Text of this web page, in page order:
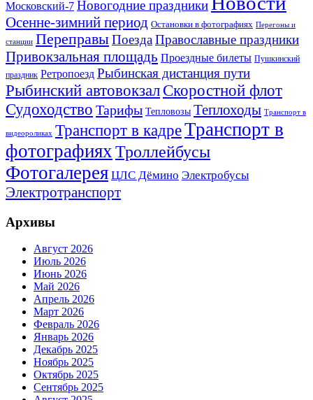
Московский-7 Новогодние праздники
Осенне-зимний период Остановки в фотографиях Перегоны и
станции ПереправыПоездаПравославные праздники
Привокзальная площадь Проездные билеты Пушкинский
праздник Ретропоезд Рыбинская дистанция пути
Рыбинский автовокзал Скоростной флот
Судоходство Тарифы Тепловозы Теплоходы Транспорт в
видеороликах Транспорт в кадреТранспорт в
фотографияхТроллейбусы
Фотогалерея ЦЛС Дёмино Электробусы
Электротранспорт
Архивы
Август 2026
Июль 2026
Июнь 2026
Май 2026
Апрель 2026
Март 2026
Февраль 2026
Январь 2026
Декабрь 2025
Ноябрь 2025
Октябрь 2025
Сентябрь 2025